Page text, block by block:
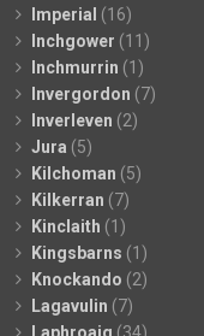
Imperial (16)
Inchgower (11)
Inchmurrin (1)
Invergordon (7)
Inverleven (2)
Jura (5)
Kilchoman (5)
Kilkerran (7)
Kinclaith (1)
Kingsbarns (1)
Knockando (2)
Lagavulin (7)